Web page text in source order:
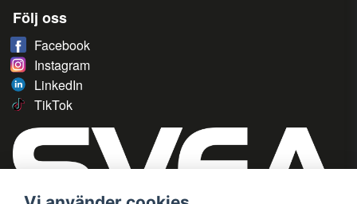
Följ oss
Facebook
Instagram
LinkedIn
TikTok